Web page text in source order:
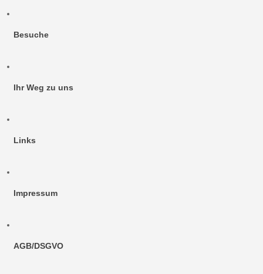
Besuche
Ihr Weg zu uns
Links
Impressum
AGB/DSGVO